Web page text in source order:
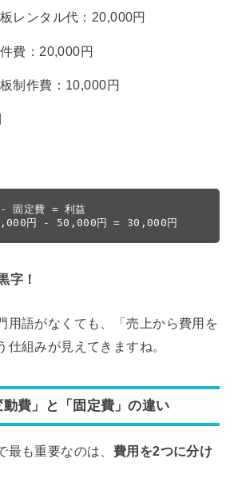
レンタル代：20,000円
費：20,000円
制作費：10,000円
固定費 = 利益
字！
用語がなくても、「売上から費用を
仕組みが見えてきますね。
費」と「固定費」の違い
最も重要なのは、 費用を2つに分け